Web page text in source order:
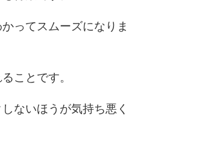
ってスムーズになりま
ことです。
ないほうが気持ち悪く